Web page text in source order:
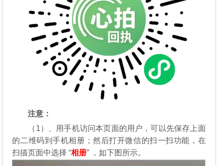
注意：
（1）、用手机访问本页面的用户，可以先保存上面
的二维码到手机相册；然后打开微信的扫一扫功能，在
扫描页面中选择 “相册” ，如下图所示。